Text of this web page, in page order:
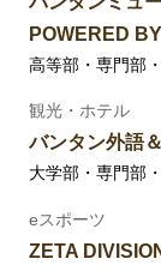
POWERED
高等部・専門部
観光・ホテル
バンタン外語
大学部・専門部
eスポーツ
ZETA